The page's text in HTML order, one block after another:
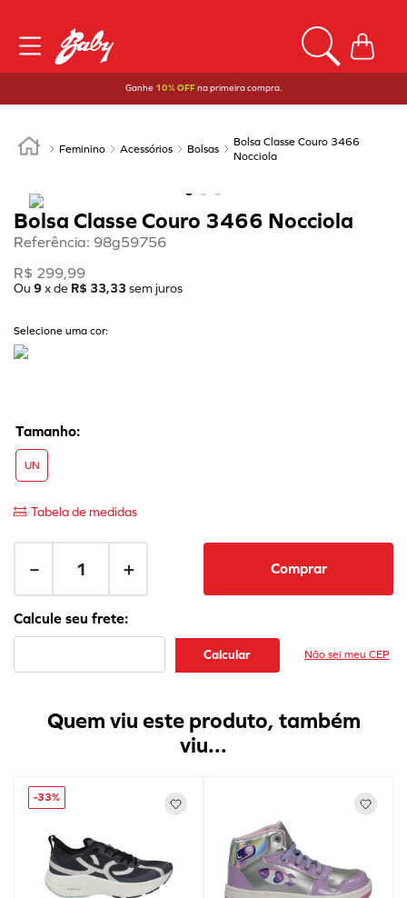
Ganhe 10% OFFna primeira compra.
Feminino Acessórios Bolsas
Bolsa Classe Couro 3466
Nocciola
Bolsa Classe Couro 3466 Nocciola
Referência: 98g59756
R$ 299,99
Ou 9x de R$ 33,33 sem juros
Selecione uma cor:
UN
Tabela de medidas
＋
－ Comprar
Não sei meu CEP
Quem viu este produto, também
viu...
-33%